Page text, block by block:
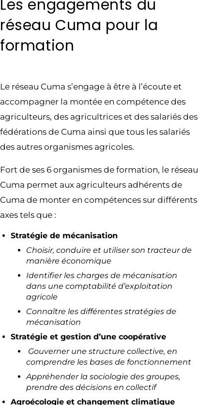
Les engagements du
réseau Cuma pour la
formation
Le réseau Cuma s’engage à être à l’écoute et
accompagner la montée en compétence des
agriculteurs, des agricultrices et des salariés des
fédérations de Cuma ainsi que tous les salariés
des autres organismes agricoles.
Fort de ses 6 organismes de formation, le réseau
Cuma permet aux agriculteurs adhérents de
Cuma de monter en compétences sur différents
axes tels que :
Stratégie de mécanisation
Choisir, conduire et utiliser son tracteur de
manière économique
Identifier les charges de mécanisation
dans une comptabilité d’exploitation
agricole
Connaître les différentes stratégies de
mécanisation
Stratégie et gestion d’une coopérative
Gouverner une structure collective, en
comprendre les bases de fonctionnement
Appréhender la sociologie des groupes,
prendre des décisions en collectif
Agroécologie et changement climatique